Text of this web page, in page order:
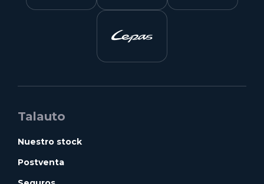
Talauto
Nuestro stock
Postventa